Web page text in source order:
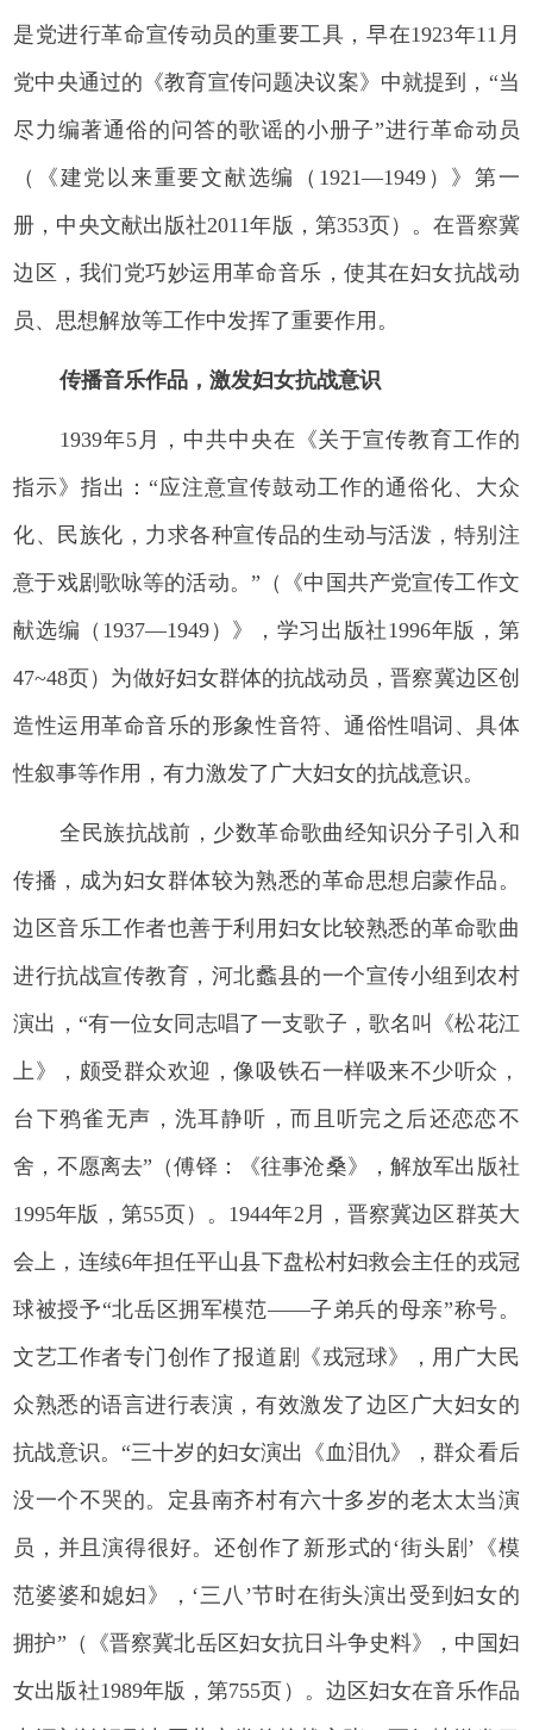
是党进行革命宣传动员的重要工具，早在1923年11月
党中央通过的《教育宣传问题决议案》中就提到，“当
尽力编著通俗的问答的歌谣的小册子”进行革命动员
（《建党以来重要文献选编（1921—1949）》第一
册，中央文献出版社2011年版，第353页）。在晋察冀
边区，我们党巧妙运用革命音乐，使其在妇女抗战动
员、思想解放等工作中发挥了重要作用。
传播音乐作品，激发妇女抗战意识
1939年5月，中共中央在《关于宣传教育工作的
指示》指出：“应注意宣传鼓动工作的通俗化、大众
化、民族化，力求各种宣传品的生动与活泼，特别注
意于戏剧歌咏等的活动。”（《中国共产党宣传工作文
献选编（1937—1949）》，学习出版社1996年版，第
47~48页）为做好妇女群体的抗战动员，晋察冀边区创
造性运用革命音乐的形象性音符、通俗性唱词、具体
性叙事等作用，有力激发了广大妇女的抗战意识。
全民族抗战前，少数革命歌曲经知识分子引入和
传播，成为妇女群体较为熟悉的革命思想启蒙作品。
边区音乐工作者也善于利用妇女比较熟悉的革命歌曲
进行抗战宣传教育，河北蠡县的一个宣传小组到农村
演出，“有一位女同志唱了一支歌子，歌名叫《松花江
上》，颇受群众欢迎，像吸铁石一样吸来不少听众，
台下鸦雀无声，洗耳静听，而且听完之后还恋恋不
舍，不愿离去”（傅铎：《往事沧桑》，解放军出版社
1995年版，第55页）。1944年2月，晋察冀边区群英大
会上，连续6年担任平山县下盘松村妇救会主任的戎冠
球被授予“北岳区拥军模范——子弟兵的母亲”称号。
文艺工作者专门创作了报道剧《戎冠球》，用广大民
众熟悉的语言进行表演，有效激发了边区广大妇女的
抗战意识。“三十岁的妇女演出《血泪仇》，群众看后
没一个不哭的。定县南齐村有六十多岁的老太太当演
员，并且演得很好。还创作了新形式的‘街头剧’《模
范婆婆和媳妇》，‘三八’节时在街头演出受到妇女的
拥护”（《晋察冀北岳区妇女抗日斗争史料》，中国妇
女出版社1989年版，第755页）。边区妇女在音乐作品